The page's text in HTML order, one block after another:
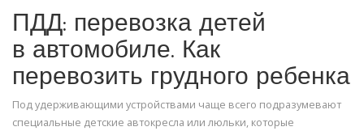
ПДД: перевозка детей
в автомобиле. Как
перевозить грудного ребенка
Под удерживающими устройствами чаще всего подразумевают
специальные детские автокресла или люльки, которые